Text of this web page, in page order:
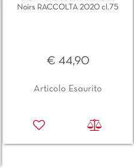
Noirs RACCOLTA 2020 cl.75
€ 44,90
Articolo Esaurito